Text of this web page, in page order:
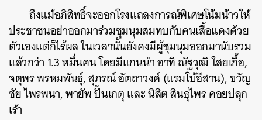
ถึงแม้อภิสิทธิ์จะออกโรงแถลงการณ์พิเศษโน้มน้าวให้
ประชาชนอย่าออกมาร่วมชุมนุมสมทบกับคนเสื้อแดงด้วย
ตัวเองแต่ก็ไร้ผล ในเวลานั้นยังคงมีผู้ชุมนุมออกมานับรวม
แล้วกว่า 1.3 หมื่นคน โดยมีแกนนำ อาทิ ณัฐวุฒิ ใสยเกื้อ,
จตุพร พรหมพันธุ์, สุภรณ์ อัตถาวงศ์ (แรมโบ้อีสาน), ขวัญ
ชัย ไพรพนา, พายัพ ปั้นเกตุ และ นิสิต สินธุไพร คอยปลุก
เร้า